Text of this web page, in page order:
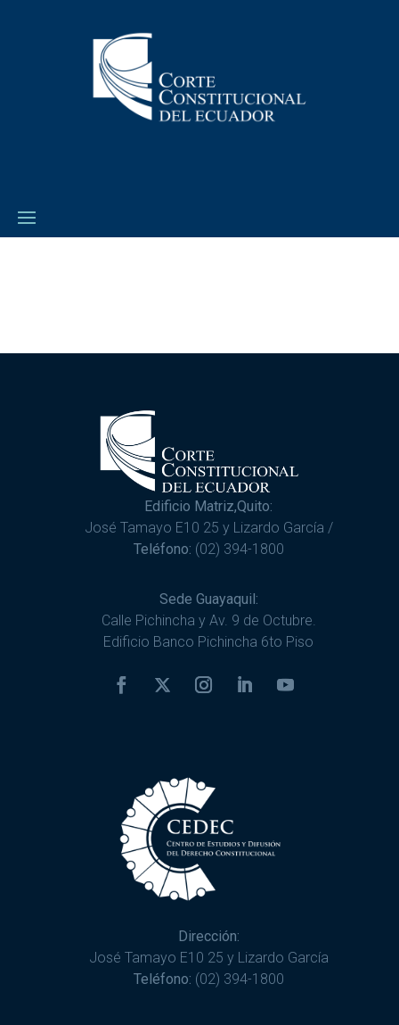
Edificio Matriz,Quito:
José Tamayo E10 25 y Lizardo García /
Teléfono: (02) 394-1800
Sede Guayaquil:
Calle Pichincha y Av. 9 de Octubre.
Edificio Banco Pichincha 6to Piso
Dirección:
José Tamayo E10 25 y Lizardo García
Teléfono: (02) 394-1800